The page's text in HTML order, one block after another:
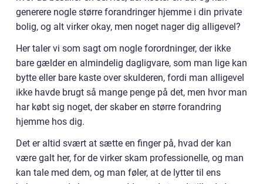
generere nogle større forandringer hjemme i din private
bolig, og alt virker okay, men noget nager dig alligevel?
Her taler vi som sagt om nogle forordninger, der ikke
bare gælder en almindelig dagligvare, som man lige kan
bytte eller bare kaste over skulderen, fordi man alligevel
ikke havde brugt så mange penge på det, men hvor man
har købt sig noget, der skaber en større forandring
hjemme hos dig.
Det er altid svært at sætte en finger på, hvad der kan
være galt her, for de virker skam professionelle, og man
kan tale med dem, og man føler, at de lytter til ens